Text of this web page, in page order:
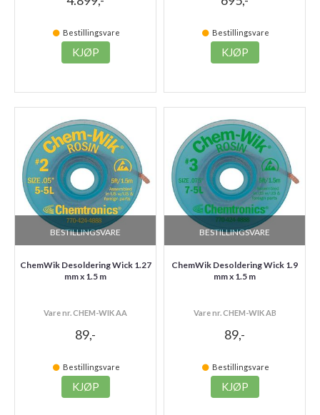
Bestillingsvare
KJØP
Bestillingsvare
KJØP
BESTILLINGSVARE
ChemWik Desoldering Wick 1.27
mm x 1.5 m
Vare nr. CHEM-WIK AA
89,-
Bestillingsvare
KJØP
BESTILLINGSVARE
ChemWik Desoldering Wick 1.9
mm x 1.5 m
Vare nr. CHEM-WIK AB
89,-
Bestillingsvare
KJØP